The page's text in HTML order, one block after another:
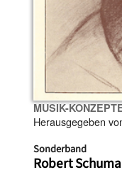
MUSIK-
Herausgegeben
Sonderband
Robert